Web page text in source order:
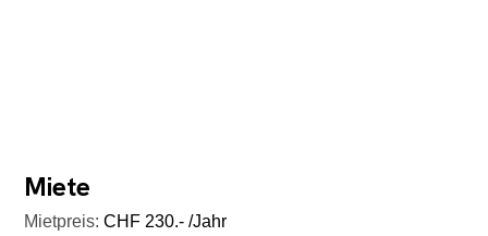
Miete
Mietpreis: CHF 230.- /Jahr